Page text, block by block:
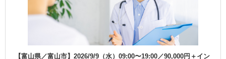
【富山県／富山市】2026/9/9（水）09:00〜19:00／90,000円＋イン